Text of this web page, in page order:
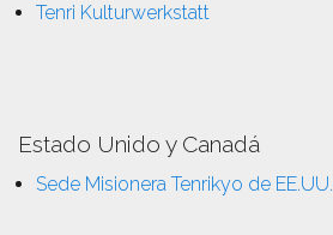
Tenri Kulturwerkstatt
Estado Unido y Canadá
Sede Misionera Tenrikyo de EE.UU.